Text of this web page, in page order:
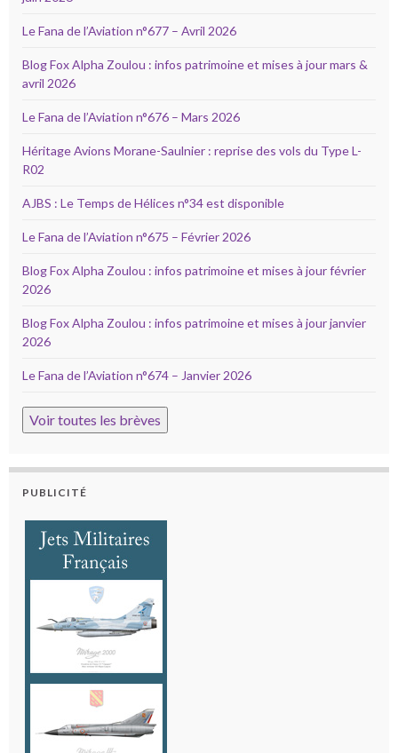
Le Fana de l’Aviation n°677 – Avril 2026
Blog Fox Alpha Zoulou : infos patrimoine et mises à jour mars &
avril 2026
Le Fana de l’Aviation n°676 – Mars 2026
Héritage Avions Morane-Saulnier : reprise des vols du Type L-
R02
AJBS : Le Temps de Hélices n°34 est disponible
Le Fana de l’Aviation n°675 – Février 2026
Blog Fox Alpha Zoulou : infos patrimoine et mises à jour février
2026
Blog Fox Alpha Zoulou : infos patrimoine et mises à jour janvier
2026
Le Fana de l’Aviation n°674 – Janvier 2026
Voir toutes les brèves
PUBLICITÉ